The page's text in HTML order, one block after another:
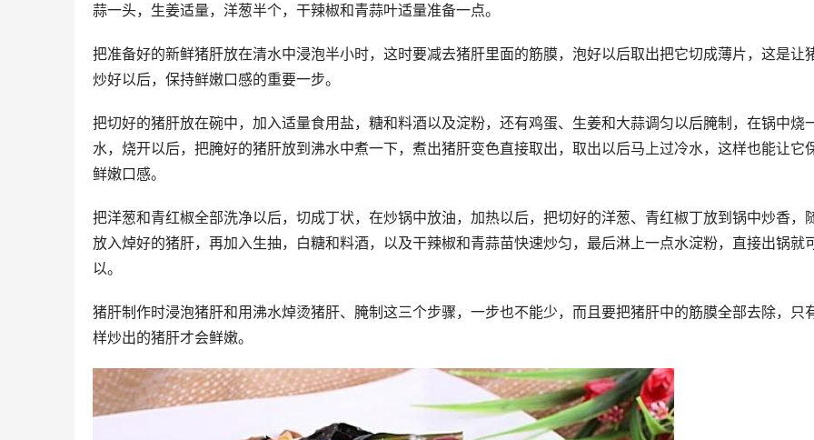
蒜一头，生姜适量，洋葱半个，干辣椒和青蒜叶适量准备一点。
把准备好的新鲜猪肝放在清水中浸泡半小时，这时要减去猪肝里面的筋膜，泡好以后取出把它切成薄片，这是让
炒好以后，保持鲜嫩口感的重要一步。
把切好的猪肝放在碗中，加入适量食用盐，糖和料酒以及淀粉，还有鸡蛋、生姜和大蒜调匀以后腌制，在锅中烧
水，烧开以后，把腌好的猪肝放到沸水中煮一下，煮出猪肝变色直接取出，取出以后马上过冷水，这样也能让它
鲜嫩口感。
把洋葱和青红椒全部洗净以后，切成丁状，在炒锅中放油，加热以后，把切好的洋葱、青红椒丁放到锅中炒香，
放入焯好的猪肝，再加入生抽，白糖和料酒，以及干辣椒和青蒜苗快速炒匀，最后淋上一点水淀粉，直接出锅就
以。
猪肝制作时浸泡猪肝和用沸水焯烫猪肝、腌制这三个步骤，一步也不能少，而且要把猪肝中的筋膜全部去除，只
样炒出的猪肝才会鲜嫩。